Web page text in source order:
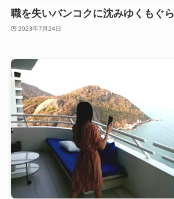
職を失いバンコクに沈みゆくもぐら
2023年7月24日